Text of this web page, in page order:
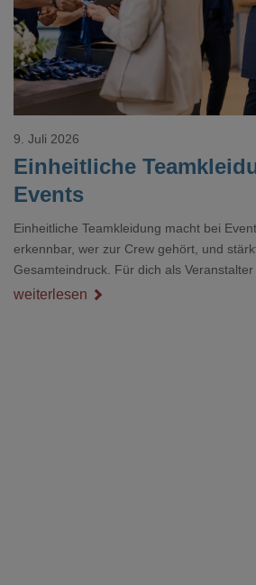
Einheitliche
Events
9. Juli 2026
Einheitliche Teamkleidung macht bei
erkennbar, wer zur Crew gehört, und
Gesamteindruck. Für dich als
Nebenthema: Bei Textilien mit Stickerei
weiterlesen